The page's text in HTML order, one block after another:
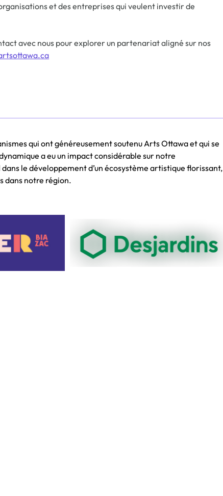
et des entreprises qui veulent investir de
avec nous pour explorer un partenariat aligné sur nos
qui ont généreusement soutenu Arts Ottawa et qui se
a eu un impact considérable sur notre
le développement d’un écosystème artistique florissant,
dans notre région.